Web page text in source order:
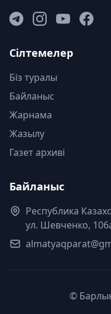
Сілтемелер
Біз туралы
Байланыс
Жарнама
Жазылу
Газет архиві
Байланыс
Республика
ул. Шевченко,
©